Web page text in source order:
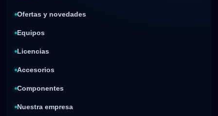
Ofertas y novedades
Equipos
Licencias
Accesorios
Componentes
Nuestra empresa